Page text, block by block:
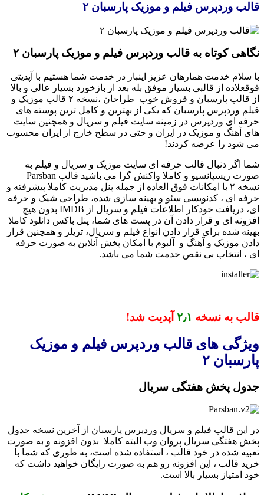
قالب وردپرس فیلم و موزیک پارسبان ۲
نگاهی کوتاه به قالب وردپرس فیلم و موزیک پارسبان ۲
با سلام خدمت همارهان عزیز اینبار در خدمت شما هستیم با آپدیتی
فوقعلاده از قالبی بسیار موفق بله بعد از بازخورد بسیار عالی و بالا
از قالب پارسبان و فروش خوب طراحان ،نسخه ۲ قالب موزیک و
فیلم وردپرس پارسبان که یکی از بهترین و کامل ترین پوسته های
حرفه ای وردپرس در زمینه سایت فیلم و سریال و همچنین سایت
های آهنگ و موزیک در ایران و حتی در سطح خارج از ایران محسوب
می شود را عرضه کردند!
شما اگر دنبال قالب حرفه ای سایت موزیک و سریال و فیلم به
صورت ریسپانسیو و کاملا واکنش گرا می باشید قالب Parsban
نسخه ۲ با امکانات فوق العاده از جمله پنل مدیریت کاملا پیشرفته و
حرفه ای ، کدنویسی سئو و بهینه سازی شده، طراحی شیک و حرفه
ای، دریافت خودکار اطلاعات فیلم و سریال از IMDB بدون هیچ
افزونه ای و قرار دادن آن در پست های شما، پنل باکس دانلود کاملا
بهینه شده برای قرار دادن انواع فیلم و سریال، تریلر و همچنین قرار
دادن موزیک و آهنگ و آلبوم با امکان پخش آنلاین به صورت حرفه
ای ، انتخاب بی نقص خدمت شما می باشد.
قالب به نسخه ۲٫۱ آپدیت شد!
ویژگی های قالب وردپرس فیلم و موزیک
پارسبان ۲
جدول پخش هفتگی سریال
در این قالب فیلم و سریال وردپرس پارسبان از آخرین نسخه جدول
پخش هفتگی سریال پروان وب البته کاملا بدون افزونه و به صورت
تعبیه شده در خود قالب ، استفاده شده است، به طوری که شما با
خرید قالب ، این افزونه رو هم به صورت رایگان خواهید داشت که
خود امتیاز بسیار بالا است.